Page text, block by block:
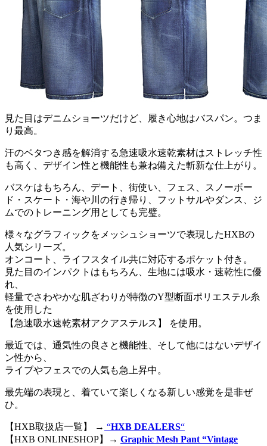
見た目はデニムショーツだけど、履き心地はバスパン。つま
り最高。
汗のベタつき感を解消する急速吸水速乾素材はストレッチ性
も高く、デザイン性と機能性も兼ね備えた斬新な仕上がり。
バスケはもちろん、デート、街使い、フェス、スノーボー
ド・スケート・海や川の行き帰り、フットサルやダンス、ジ
ムでのトレーニング用としても完璧。
様々なグラフィックをメッシュショーツで表現したHXBの
人気シリーズ。
オンコート、ライフスタイル共に対応するポケット付き。
見た目のインパクトはもちろん、生地には吸水・速乾性に優
れ、
軽量でさわやかな肌ざわりが特徴のY型断面ポリエステル糸
を使用した
【急速吸水速乾素材アクアステルス】 を使用。
最近では、通気性の良さと機能性、そして他にはないデザイ
ン性から、
ライブやフェスでの人気も急上昇中。
最先端の表現と、着ていて楽しくなる新しい感覚を是非ぜ
ひ。
【HXB取扱店一覧】 → “HXB DEALERS“
【HXB ONLINESHOP】→ Graphic Mesh Pant “Vintage